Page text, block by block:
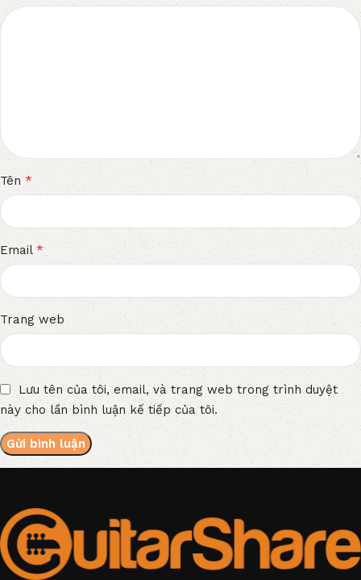
Tên *
Email *
Trang web
Lưu tên của tôi, email, và trang web trong trình duyệt
này cho lần bình luận kế tiếp của tôi.